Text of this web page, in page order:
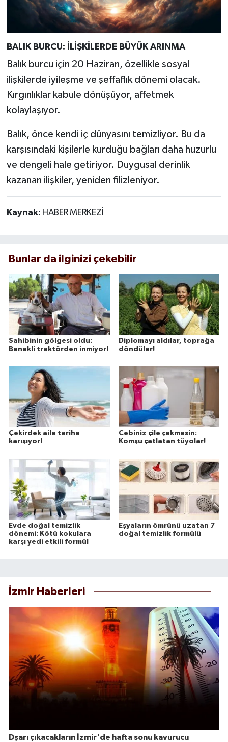
BALIK BURCU: İLİŞKİLERDE BÜYÜK ARINMA
Balık burcu için 20 Haziran, özellikle sosyal
ilişkilerde iyileşme ve şeffaflık dönemi olacak.
Kırgınlıklar kabule dönüşüyor, affetmek
kolaylaşıyor.
Balık, önce kendi iç dünyasını temizliyor. Bu da
karşısındaki kişilerle kurduğu bağları daha huzurlu
ve dengeli hale getiriyor. Duygusal derinlik
kazanan ilişkiler, yeniden filizleniyor.
Kaynak: HABER MERKEZİ
Bunlar da ilginizi çekebilir
Sahibinin gölgesi oldu:
Benekli traktörden inmiyor!
Diplomayı aldılar, toprağa
döndüler!
Çekirdek aile tarihe
karışıyor!
Cebiniz çile çekmesin:
Komşu çatlatan tüyolar!
Evde doğal temizlik
dönemi: Kötü kokulara
karşı yedi etkili formül
Eşyaların ömrünü uzatan 7
doğal temizlik formülü
İzmir Haberleri
Dşarı çıkacakların İzmir'de hafta sonu kavurucu